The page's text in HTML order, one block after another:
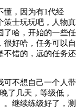
，因为有1代经
策士玩玩吧，人物真
了哈，开始的一些任
很好哈，任务可以自
不错的，远的任务还
不想自己一个人带
了几天，等级低，
。继续练级好了，测